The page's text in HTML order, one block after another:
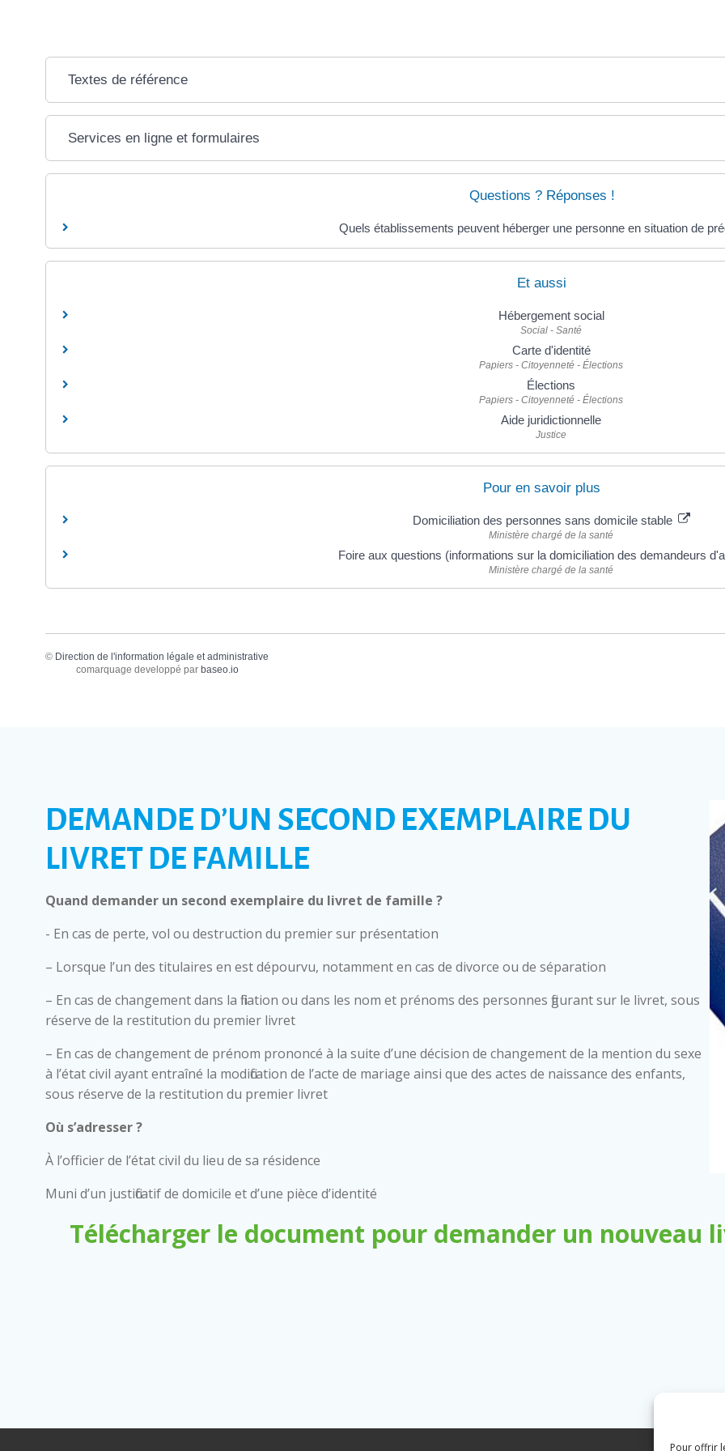
Pour offrir
Textes de référence
Services en ligne et formulaires
Questions ? Réponses !
Quels établissements peuvent héberger une personne en situation de
Et aussi
Hébergement social
Social - Santé
Carte d'identité
Papiers - Citoyenneté - Élections
Élections
Papiers - Citoyenneté - Élections
Aide juridictionnelle
Justice
Pour en savoir plus
Domiciliation des personnes sans domicile stable
Ministère chargé de la santé
Foire aux questions (informations sur la domiciliation des demandeurs
Ministère chargé de la santé
© Direction de l'information légale et administrative
comarquage developpé par baseo.io
DEMANDE D’UN SECOND EXEMPLAIRE DU
LIVRET DE FAMILLE
Quand demander un second exemplaire du livret de famille ?
- En cas de perte, vol ou destruction du premier sur présentation
– Lorsque l’un des titulaires en est dépourvu, notamment en cas de divorce ou de séparation
– En cas de changement dans la filiation ou dans les nom et prénoms des personnes figurant sur le livret, sous
réserve de la restitution du premier livret
– En cas de changement de prénom prononcé à la suite d’une décision de changement de la mention du sexe
à l’état civil ayant entraîné la modification de l’acte de mariage ainsi que des actes de naissance des enfants,
sous réserve de la restitution du premier livret
Où s’adresser ?
À l’officier de l’état civil du lieu de sa résidence
Muni d’un justificatif de domicile et d’une pièce d’identité
Télécharger le document pour demander un nouveau